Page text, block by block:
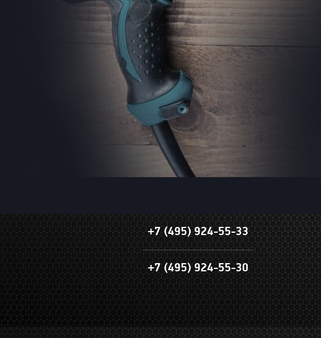
+7 (495) 924-55-33
+7 (495) 924-55-30